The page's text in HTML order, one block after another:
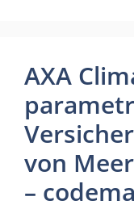
AXA
von
–